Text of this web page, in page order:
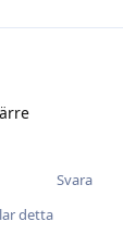
Svara
detta